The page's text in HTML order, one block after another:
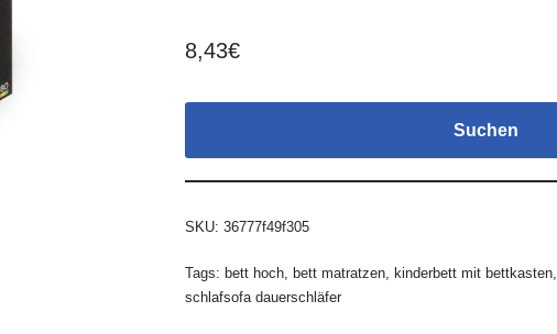
8,43€
Suchen
SKU: 36777f49f305
Tags: bett hoch, bett matratzen, kinderbett mit bettkasten,
schlafsofa dauerschläfer